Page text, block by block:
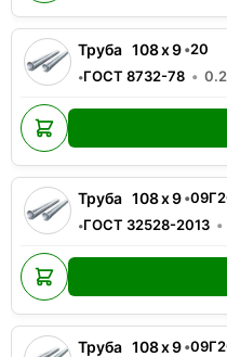
Труба 108x9•20
•ГОСТ 8732-78
Труба 108x9•
•ГОСТ 32528-2013
Труба 108x9•